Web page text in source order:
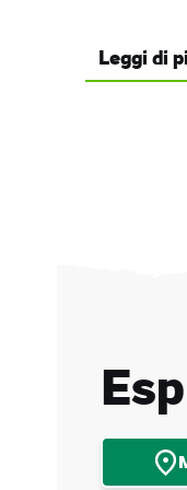
Leggi di